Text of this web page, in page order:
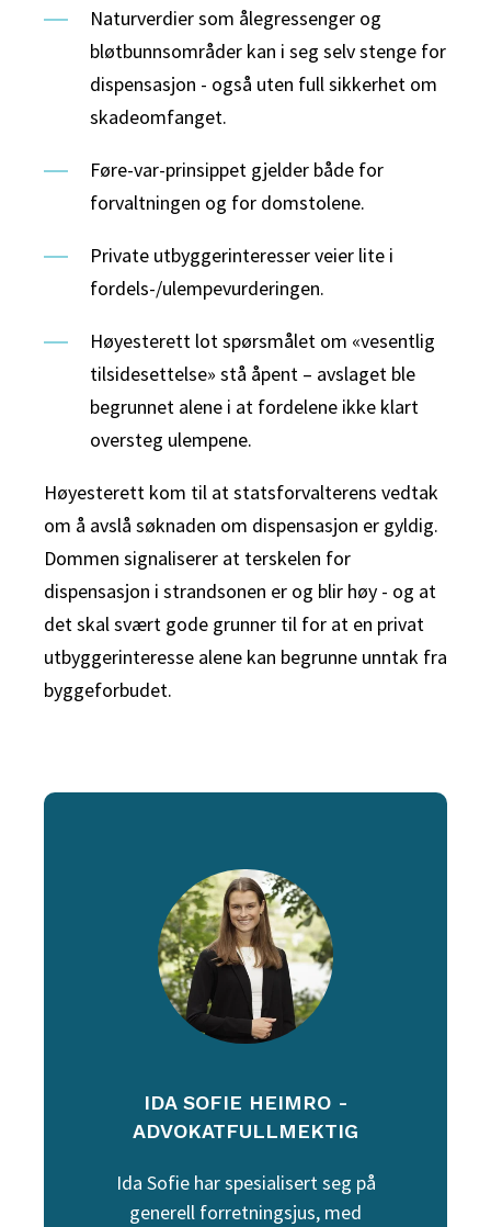
Naturverdier som ålegressenger og
bløtbunnsområder kan i seg selv stenge for
dispensasjon - også uten full sikkerhet om
skadeomfanget.
Føre-var-prinsippet gjelder både for
forvaltningen og for domstolene.
Private utbyggerinteresser veier lite i
fordels-/ulempevurderingen.
Høyesterett lot spørsmålet om «vesentlig
tilsidesettelse» stå åpent – avslaget ble
begrunnet alene i at fordelene ikke klart
oversteg ulempene.
Høyesterett kom til at statsforvalterens vedtak
om å avslå søknaden om dispensasjon er gyldig.
Dommen signaliserer at terskelen for
dispensasjon i strandsonen er og blir høy - og at
det skal svært gode grunner til for at en privat
utbyggerinteresse alene kan begrunne unntak fra
byggeforbudet.
IDA SOFIE HEIMRO -
ADVOKATFULLMEKTIG
Ida Sofie har spesialisert seg på
generell forretningsjus, med